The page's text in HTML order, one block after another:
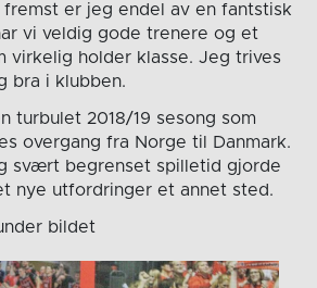
fremst er jeg endel av en fantstisk
vi veldig gode trenere og et
virkelig holder klasse. Jeg trives
bra i klubben.
turbulet 2018/19 sesong som
overgang fra Norge til Danmark.
svært begrenset spilletid gjorde
nye utfordringer et annet sted.
bildet